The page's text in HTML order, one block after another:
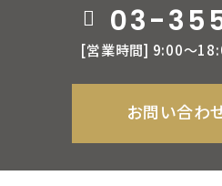
03-
[営業時間] 9:00〜
お問い合わ